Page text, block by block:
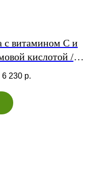
с витамином С и
кислотой /
C+TRX Serum
6 230 р.